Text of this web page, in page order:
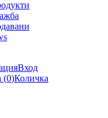
Вход
(0)Количка